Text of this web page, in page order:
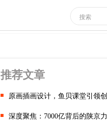
推荐文章
原画插画设计，鱼贝课堂引领
深度聚焦：7000亿背后的陕京